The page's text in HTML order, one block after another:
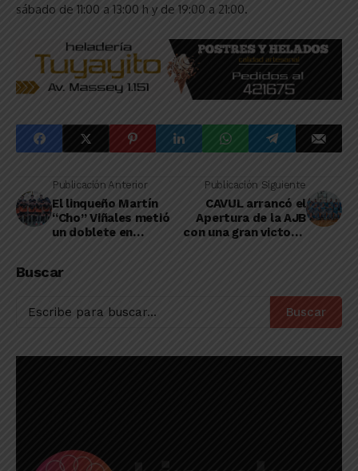
sábado de 11:00 a 13:00 h y de 19:00 a 21:00.
Publicación Anterior
El linqueño Martín
“Cho” Viñales metió
un doblete en
Publicación Siguiente
CAVUL arrancó el
Apertura de la AJB
con una gran victoria
Buscar
Buscar